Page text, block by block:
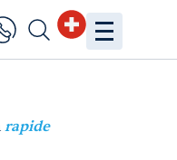
rapide